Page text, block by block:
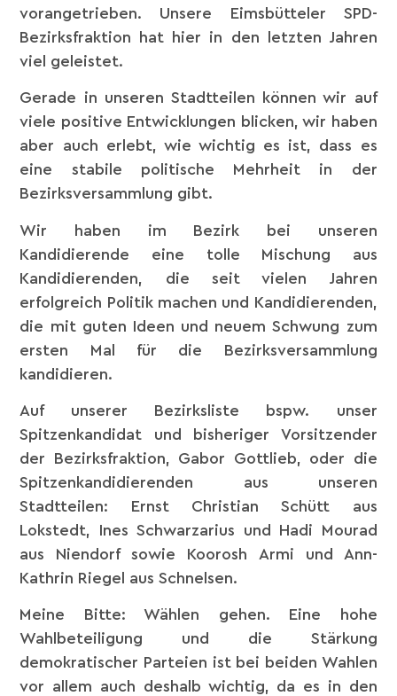
vorangetrieben. Unsere Eimsbütteler SPD-
Bezirksfraktion hat hier in den letzten Jahren
viel geleistet.
Gerade in unseren Stadtteilen können wir auf
viele positive Entwicklungen blicken, wir haben
aber auch erlebt, wie wichtig es ist, dass es
eine stabile politische Mehrheit in der
Bezirksversammlung gibt.
Wir haben im Bezirk bei unseren
Kandidierende eine tolle Mischung aus
Kandidierenden, die seit vielen Jahren
erfolgreich Politik machen und Kandidierenden,
die mit guten Ideen und neuem Schwung zum
ersten Mal für die Bezirksversammlung
kandidieren.
Auf unserer Bezirksliste bspw. unser
Spitzenkandidat und bisheriger Vorsitzender
der Bezirksfraktion, Gabor Gottlieb, oder die
Spitzenkandidierenden aus unseren
Stadtteilen: Ernst Christian Schütt aus
Lokstedt, Ines Schwarzarius und Hadi Mourad
aus Niendorf sowie Koorosh Armi und Ann-
Kathrin Riegel aus Schnelsen.
Meine Bitte: Wählen gehen. Eine hohe
Wahlbeteiligung und die Stärkung
demokratischer Parteien ist bei beiden Wahlen
vor allem auch deshalb wichtig, da es in den